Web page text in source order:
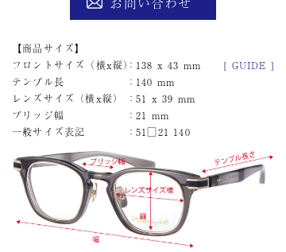
商品サイズ
[ GUIDE ]
フロントサイズ（横x縦） 138 x 43 mm
テンプル長
140 mm
レンズサイズ（横x縦）
51 x 39 mm
ブリッジ幅
21 mm
一般サイズ表記
51□21 140